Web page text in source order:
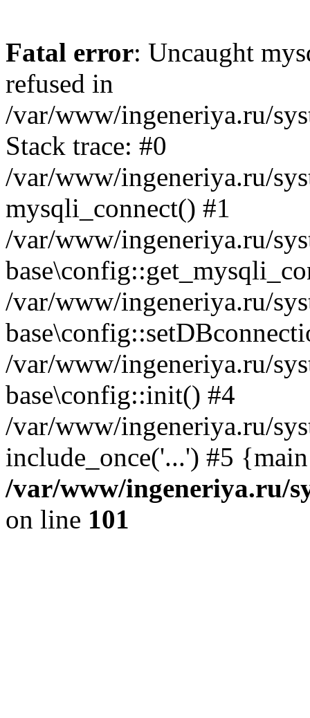
Fatal error: Uncaught
refused in
/var/www/ingeneriya.ru/
Stack trace: #0
/var/www/ingeneriya.ru/
mysqli_connect() #1
/var/www/ingeneriya.ru/
/var/www/ingeneriya.ru/
/var/www/ingeneriya.ru/
base\config::init() #4
/var/www/ingeneriya.ru/
include_once('...') #5
/var/www/ingeneriya.ru/
on line 101